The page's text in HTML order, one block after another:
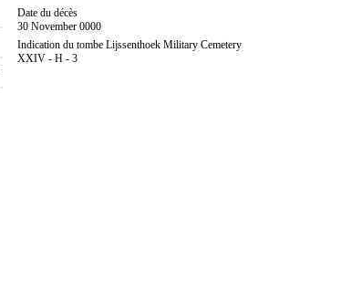
Date du décès
30 November 0000
Indication du tombe Lijssenthoek Military Cemetery
XXIV - H - 3